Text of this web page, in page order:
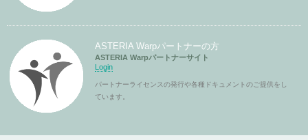
ASTERIA Warpパートナーの方
ASTERIA Warpパートナーサイト
Login
パートナーライセンスの発行や各種ドキュメントのご提供をし
ています。